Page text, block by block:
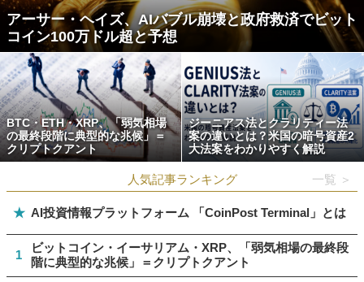
アーサー・ヘイズ、AIバブル崩壊と政府救済でビット
コイン100万ドル超と予想
BTC・ETH・XRP、「弱気相場
の最終段階に典型的な兆候」＝
クリプトクアント
ジーニアス法とクラリティー法
案の違いとは？米国の暗号資産2
大法案をわかりやすく解説
人気記事ランキング 一覧 ＞
★ AI投資情報プラットフォーム 「CoinPost Terminal」とは
1
ビットコイン・イーサリアム・XRP、「弱気相場の最終段
階に典型的な兆候」＝クリプトクアント